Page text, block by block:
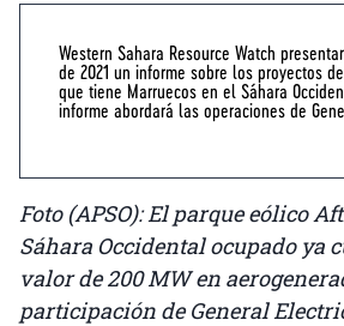
Western Sahara Resource Watch
de 2021 un informe sobre los proyectos
que tiene Marruecos en el Sáhara
informe abordará las operaciones de
Foto (APSO): El parque eólico
Sáhara Occidental ocupado ya
valor de 200 MW en
participación de General